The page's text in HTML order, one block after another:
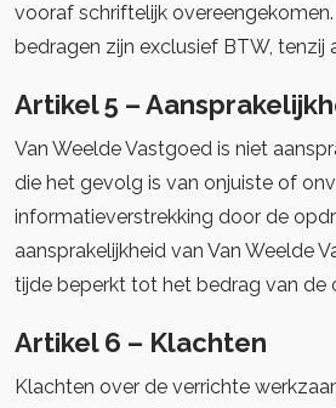
vooraf schriftelijk
bedragen zijn exclusief BTW, tenzij
Artikel 5 –
Van Weelde Vastgoed is niet
die het gevolg is van onjuiste of
informatieverstrekking door de
aansprakelijkheid van Van Weelde
tijde beperkt tot het bedrag van de
Artikel 6 – Klachten
Klachten over de verrichte